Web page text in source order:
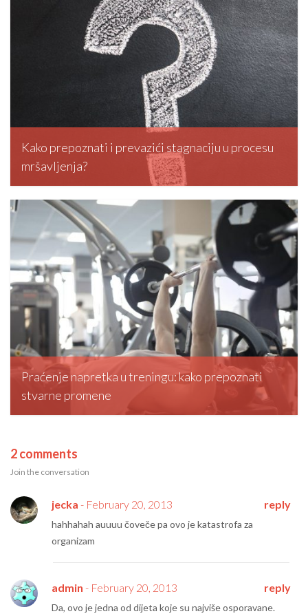
Kako prepoznati i prevazići stagnaciju u procesu
mršavljenja?
editormd, March 5, 2026
Praćenje napretka u treningu: kako prepoznati
stvarne promene
2 comments
Join the conversation
jecka - February 20, 2013 reply
hahhahah auuuu čoveče pa ovo je katastrofa za
organizam
admin - February 20, 2013 reply
Da, ovo je jedna od dijeta koje su najviše osporavane.